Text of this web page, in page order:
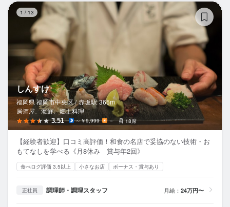
1 / 13
しんすけ
福岡県 福岡市中央区 / 赤坂駅 365m
居酒屋、海鮮、郷土料理
3.51 ～￥9,999 － 18席
【経験者歓迎】口コミ高評価！和食の名店で妥協のない技術・お
もてなしを学べる《月8休み 賞与年2回》
食べログ評価 3.5以上 小さなお店 ボーナス・賞与あり
正社員 調理師・調理スタッフ 月給： 24万円〜